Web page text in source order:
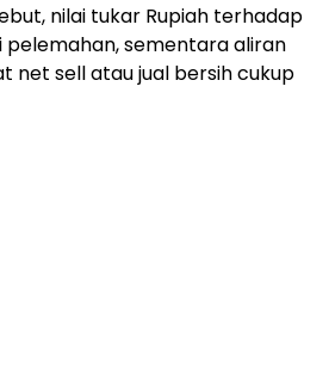
nilai tukar Rupiah terhadap
pelemahan, sementara aliran
net sell atau jual bersih cukup